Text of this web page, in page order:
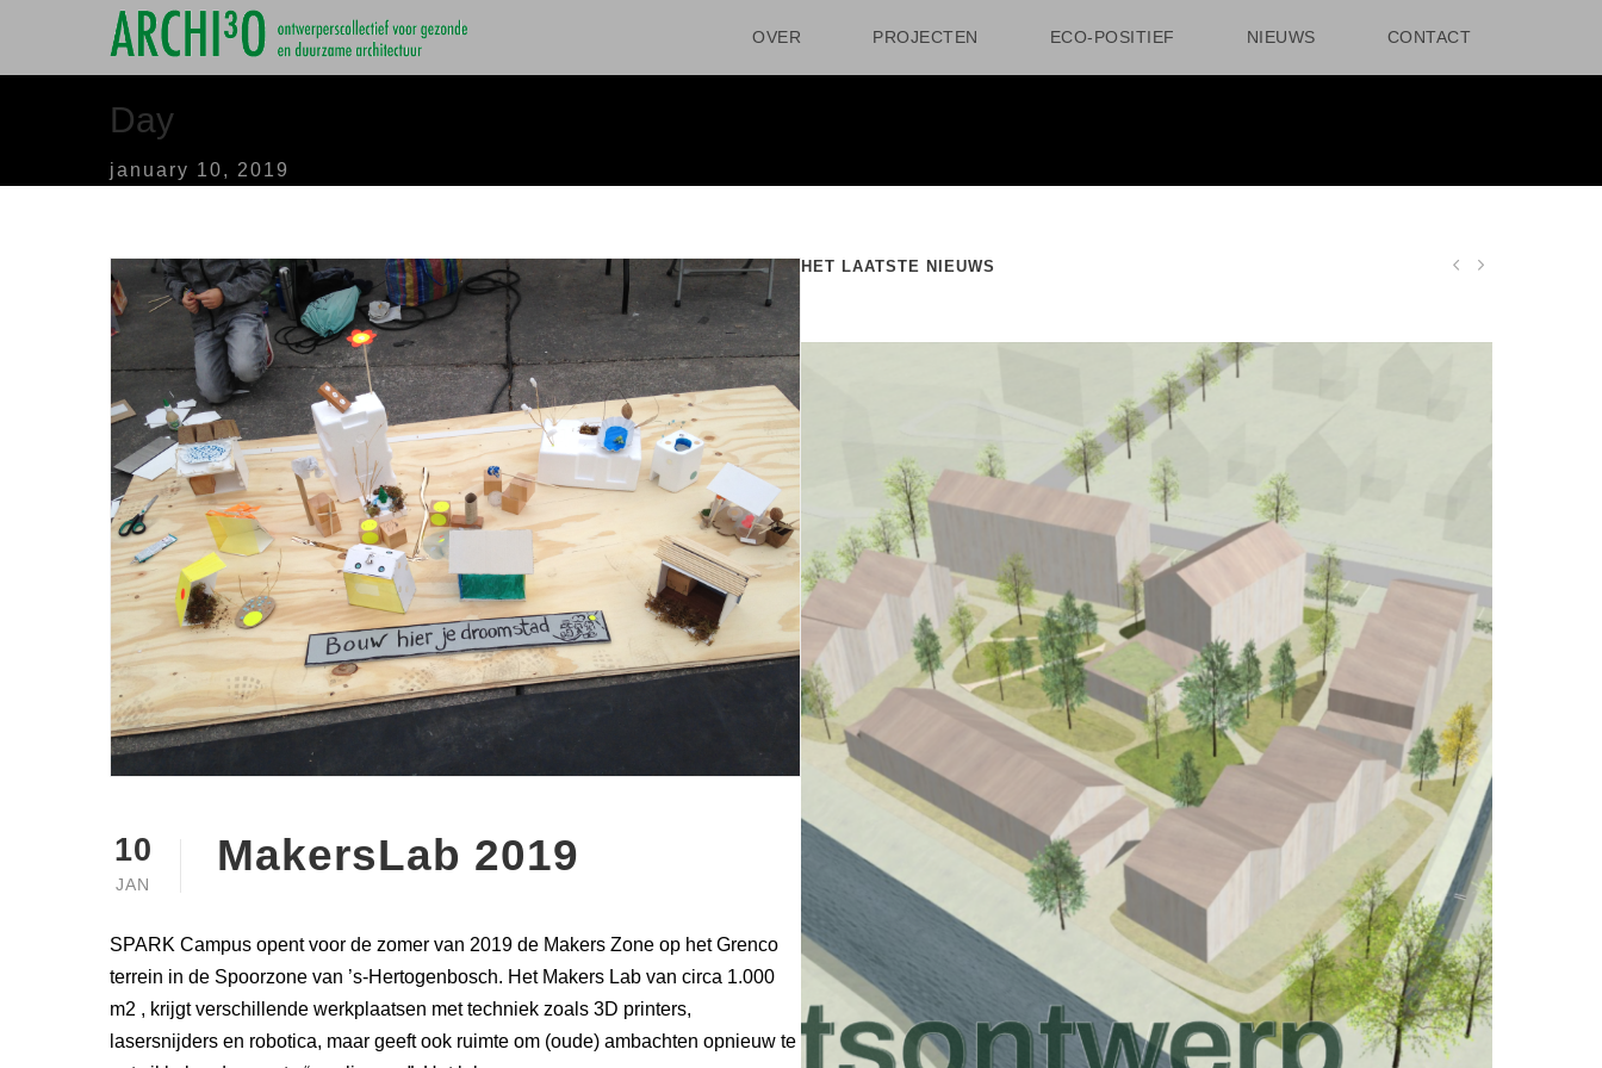
OVER PROJECTEN ECO-POSITIEF NIEUWS CONTACT
Day
january 10, 2019
10
JAN
MakersLab 2019
SPARK Campus opent voor de zomer van 2019 de Makers Zone op het Grenco
terrein in de Spoorzone van ’s-Hertogenbosch. Het Makers Lab van circa 1.000
m2 , krijgt verschillende werkplaatsen met techniek zoals 3D printers,
lasersnijders en robotica, maar geeft ook ruimte om (oude) ambachten opnieuw te
HET LAATSTE NIEUWS